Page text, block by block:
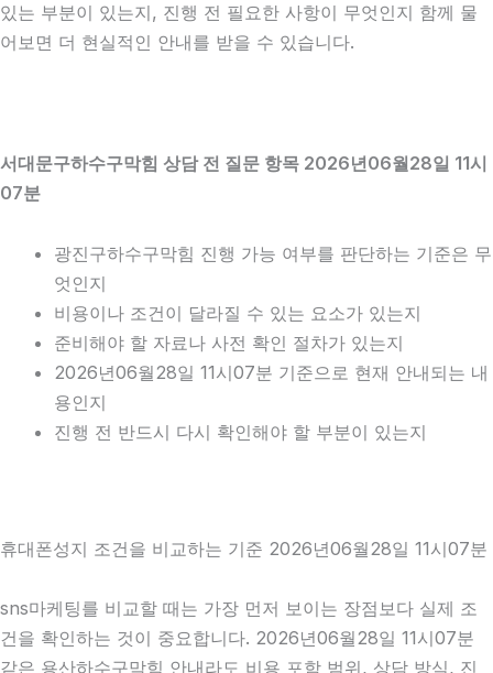
있는 부분이 있는지, 진행 전 필요한 사항이 무엇인지 함께 물
어보면 더 현실적인 안내를 받을 수 있습니다.
서대문구하수구막힘 상담 전 질문 항목 2026년06월28일 11시
07분
광진구하수구막힘 진행 가능 여부를 판단하는 기준은 무
엇인지
비용이나 조건이 달라질 수 있는 요소가 있는지
준비해야 할 자료나 사전 확인 절차가 있는지
2026년06월28일 11시07분 기준으로 현재 안내되는 내
용인지
진행 전 반드시 다시 확인해야 할 부분이 있는지
휴대폰성지 조건을 비교하는 기준 2026년06월28일 11시07분
sns마케팅를 비교할 때는 가장 먼저 보이는 장점보다 실제 조
건을 확인하는 것이 중요합니다. 2026년06월28일 11시07분
같은 용산하수구막힘 안내라도 비용 포함 범위, 상담 방식, 진